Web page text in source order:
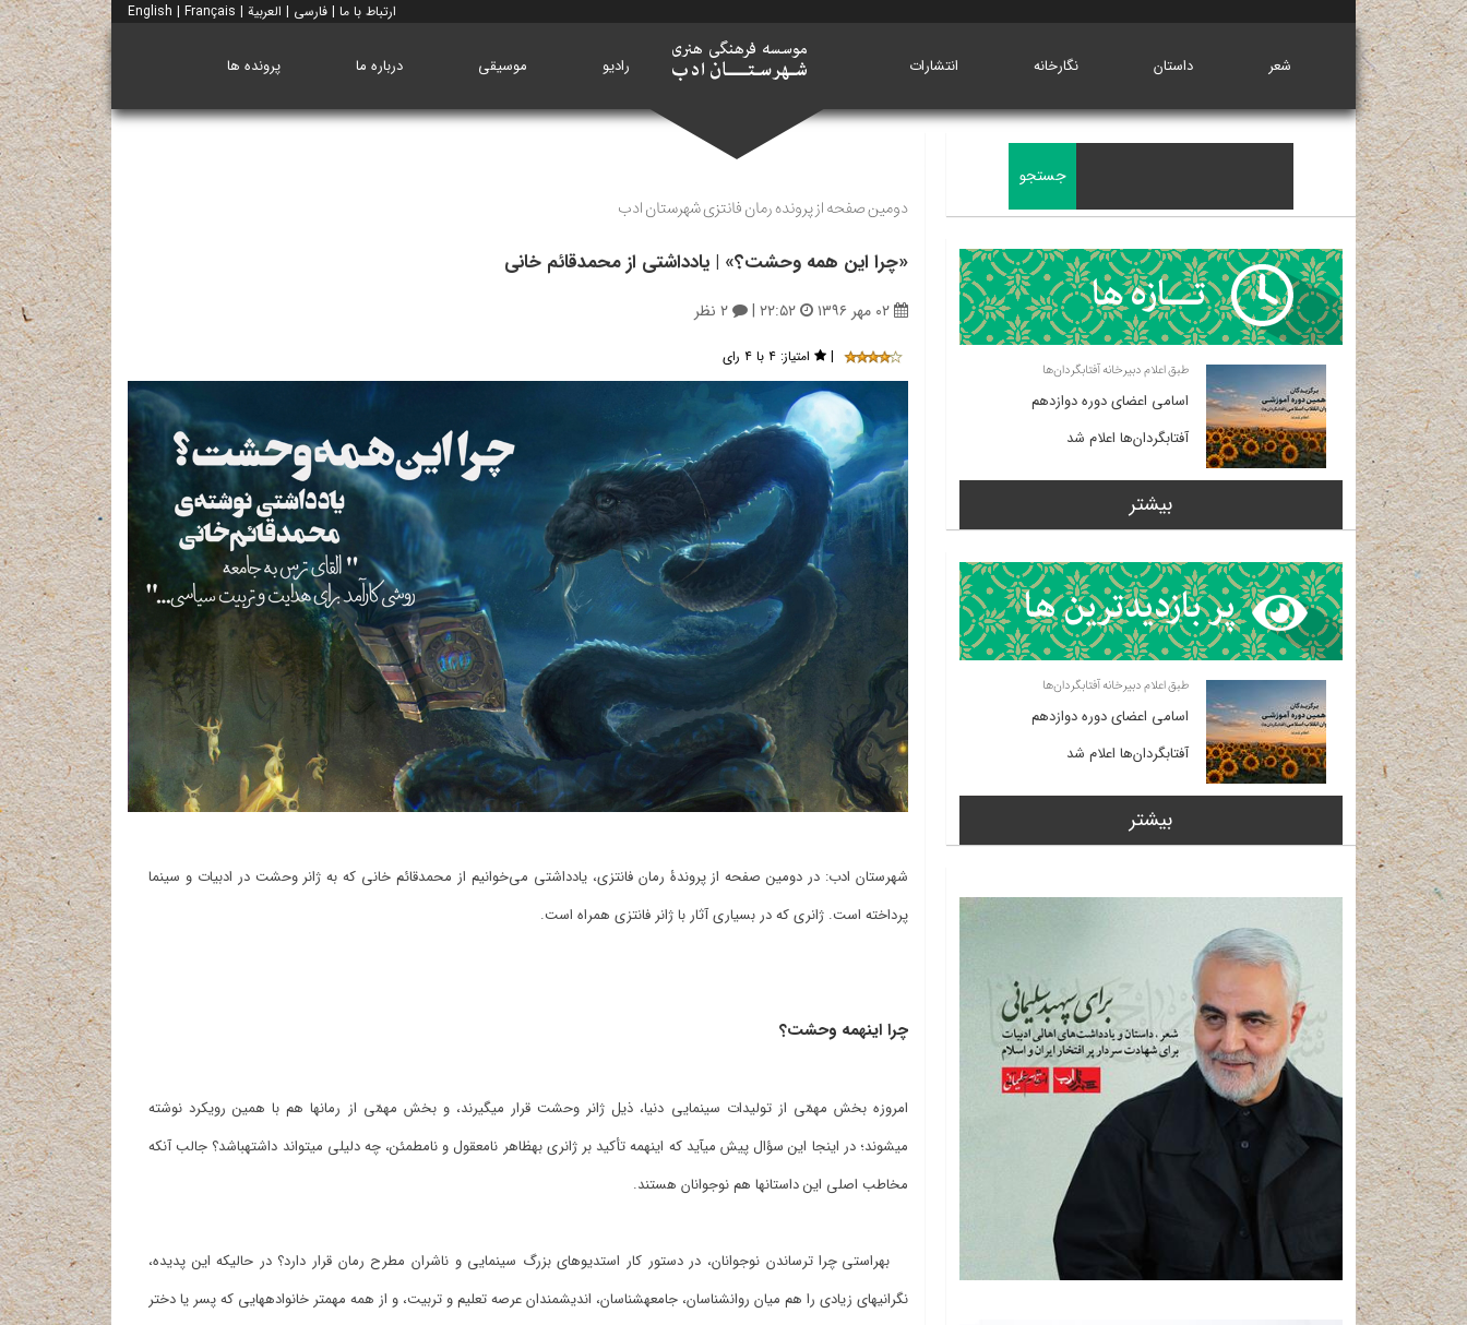
ارتباط با ما | فارسی | العربية |
English | Français
شعر داستان نگارخانه انتشارات خانه رادیو موسیقی درباره ما پرونده ها
دومین صفحه از پرونده رمان فانتزی شهرستان ادب
«چرا این همه وحشت؟» | یادداشتی از محمدقائم خانی
۰۲ مهر ۱۳۹۶ ۲۲:۵۲ | ۲ نظر
| امتیاز: ۴ با ۴ رای
شهرستان ادب: در دومین صفحه از پروندۀ رمان فانتزی، یادداشتی می‌خوانیم از محمدقائم خانی که به ژانر وحشت در ادبیات و سینما
پرداخته است. ژانری که در بسیاری آثار با ژانر فانتزی همراه است.
چرا این­همه وحشت؟
امروزه بخش مهمّی از تولیدات سینمایی دنیا، ذیل ژانر وحشت قرار می‎گیرند، و بخش مهمّی از رمان‎ها هم با همین رویکرد نوشته
می‎شوند؛ در اینجا این سؤال پیش می‎آید که این‎همه تأکید بر ژانری به‎ظاهر نامعقول و نامطمئن، چه دلیلی می‎تواند داشته‎باشد؟ جالب آن‎که
مخاطب اصلی این داستان‎ها هم نوجوانان هستند.
به‎راستی چرا ترساندن نوجوانان، در دستور کار استدیوهای بزرگ سینمایی و ناشران مطرح رمان قرار دارد؟ در حالیکه این پدیده،
نگرانی‎های زیادی را هم میان روان‎شناسان، جامعه‎شناسان، اندیشمندان عرصه تعلیم و تربیت، و از همه مهم‎تر خانواده‎هایی که پسر یا دختر
طبق اعلام دبیرخانه آفتابگردان‌ها
اسامی اعضای دوره دوازدهم
آفتابگردان‌ها اعلام شد
بیشتر
طبق اعلام دبیرخانه آفتابگردان‌ها
اسامی اعضای دوره دوازدهم
آفتابگردان‌ها اعلام شد
بیشتر